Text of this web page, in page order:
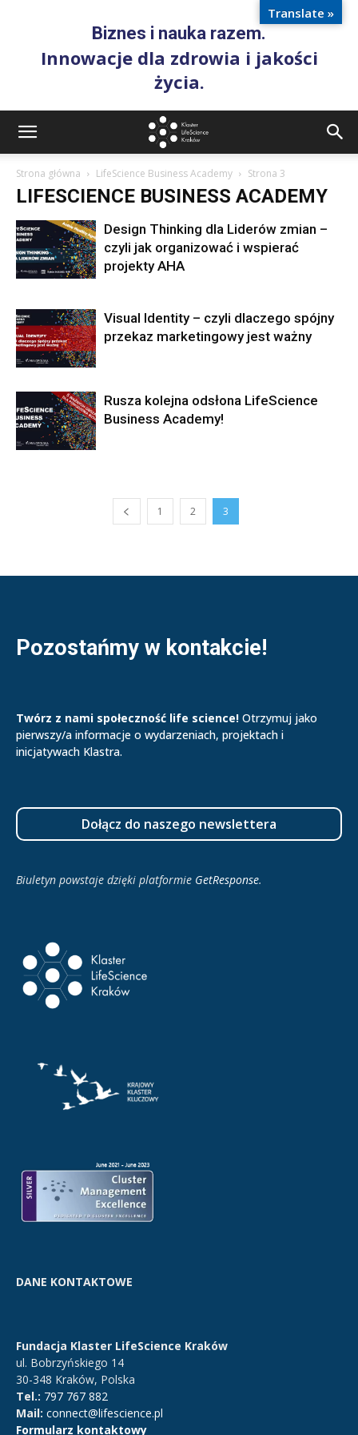
Biznes i nauka razem.
Innowacje dla zdrowia i jakości
życia.
Strona główna LifeScience Business Academy Strona 3
LIFESCIENCE BUSINESS ACADEMY
Design Thinking dla Liderów zmian –
czyli jak organizować i wspierać
projekty AHA
Visual Identity – czyli dlaczego spójny
przekaz marketingowy jest ważny
Rusza kolejna odsłona LifeScience
Business Academy!
1 2 3
Pozostańmy w kontakcie!
Twórz z nami społeczność life science! Otrzymuj jako
pierwszy/a informacje o wydarzeniach, projektach i
inicjatywach Klastra.
Dołącz do naszego newslettera
Biuletyn powstaje dzięki platformie GetResponse.
DANE KONTAKTOWE
Fundacja Klaster LifeScience Kraków
ul. Bobrzyńskiego 14
30-348 Kraków, Polska
Tel.: 797 767 882
Mail: connect@lifescience.pl
Formularz kontaktowy
Translate »